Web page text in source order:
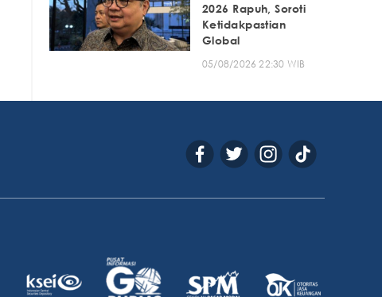
2026 Rapuh, Soroti
Ketidakpastian
Global
05/08/2026 22:30 WIB